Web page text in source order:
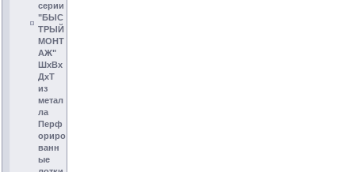
серии
"БЫС
ТРЫЙ
МОНТ
АЖ"
ШхВх
ДхТ
из
метал
ла
Перф
ориро
ванн
ые